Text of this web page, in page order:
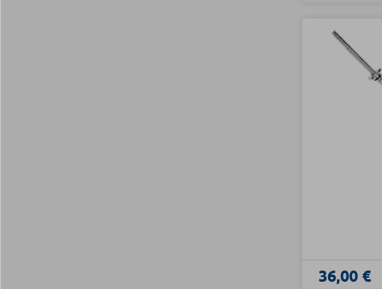
36,00 €